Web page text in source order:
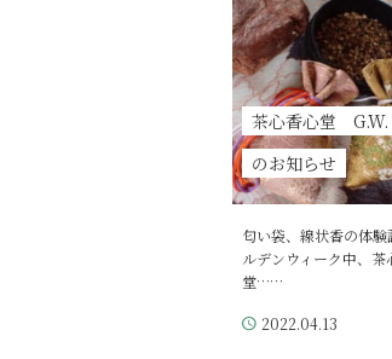
茶心香心堂 G.W.
のお知らせ
匂い袋、線状香の体
ルデンウィーク中、茶
堂……
2022.04.13